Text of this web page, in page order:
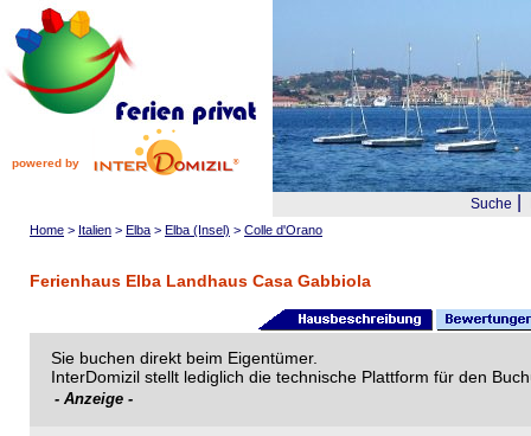
powered by
Suche
Home > Italien > Elba > Elba (Insel) > Colle d'Orano
Ferienhaus Elba Landhaus Casa Gabbiola
Sie buchen direkt beim Eigentümer.
InterDomizil stellt lediglich die technische Plattform für den
- Anzeige -